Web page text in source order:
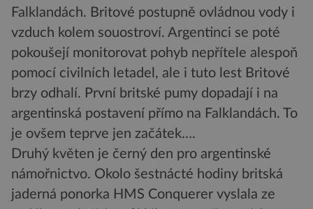
Falklandách. Britové postupně ovládnou vody i
vzduch kolem souostroví. Argentinci se poté
pokoušejí monitorovat pohyb nepřítele alespoň
pomocí civilních letadel, ale i tuto lest Britové
brzy odhalí. První britské pumy dopadají i na
argentinská postavení přímo na Falklandách. To
je ovšem teprve jen začátek….
Druhý květen je černý den pro argentinské
námořnictvo. Okolo šestnácté hodiny britská
jaderná ponorka HMS Conquerer vyslala ze